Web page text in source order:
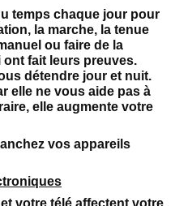
temps chaque jour pour
la marche, la tenue
ou faire de la
fait leurs preuves.
détendre jour et nuit.
elle ne vous aide pas à
elle augmente votre
vos appareils